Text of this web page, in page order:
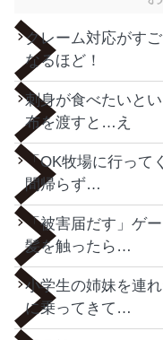
クレーム対応がす
なるほど！
刺身が食べたいと
布を渡すと…え
「OK牧場に行って
間帰らず…
「被害届だす」ゲ
髪を触ったら…
小学生の姉妹を連
に乗ってきて…